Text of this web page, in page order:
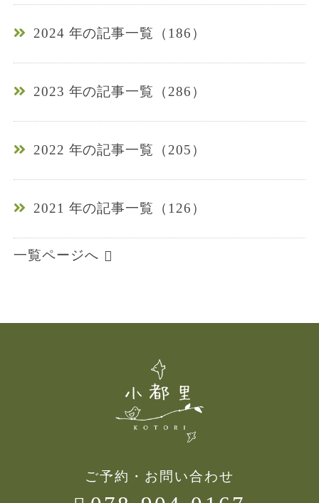
2024 年の記事一覧（186）
2023 年の記事一覧（286）
2022 年の記事一覧（205）
2021 年の記事一覧（126）
一覧ページへ
ご予約・お問い合わせ